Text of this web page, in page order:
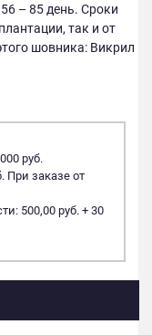
– 85 день. Сроки
так и от
шовника: Викрил
руб.
При заказе от
500,00 руб. + 30